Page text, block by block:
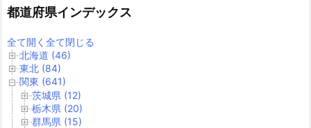
都道府県インデックス
全て開く 全て閉じる
北海道 (46)
東北 (84)
関東 (641)
茨城県 (12)
栃木県 (20)
群馬県 (15)